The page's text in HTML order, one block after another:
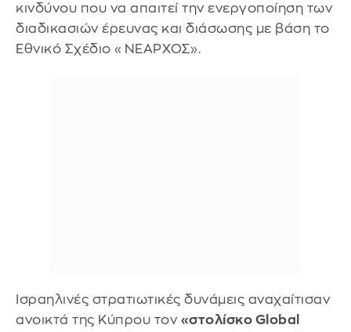
κινδύνου που να απαιτεί την ενεργοποίηση των
διαδικασιών έρευνας και διάσωσης με βάση το
Εθνικό Σχέδιο «ΝΕΑΡΧΟΣ».
Ισραηλινές στρατιωτικές δυνάμεις αναχαίτισαν
ανοικτά της Κύπρου τον «στολίσκο Global